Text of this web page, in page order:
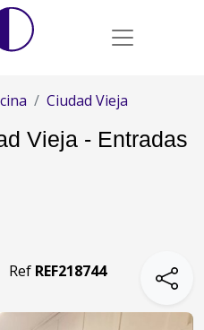
Ciudad Vieja
Vieja - Entradas
Ref REF218744